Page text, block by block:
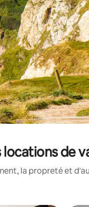
de
la propreté et